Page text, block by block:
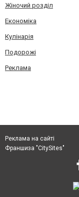
Жіночий розділ
Економіка
Кулінарія
Подорожі
Реклама
Реклама на сайті
Франшиза "CitySites"